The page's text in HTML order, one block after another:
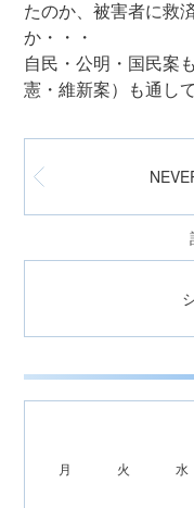
たのか、被害者に救
か・・・
自民・公明・国民案
憲・維新案）も通し
月 火 水